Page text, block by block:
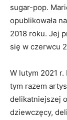
sugar-pop.
opublikowała
2018 roku. Jej
się w czerwcu
W lutym 2021 r.
tym razem
delikatniejszej
dziewczęcy,